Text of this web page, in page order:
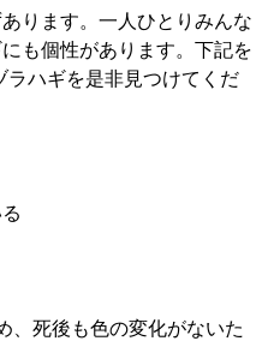
ります。一人ひとりみんな
も個性があります。下記を
ハギを是非見つけてくだ
、死後も色の変化がないた